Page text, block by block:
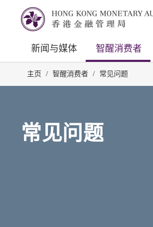
新闻与媒体 智醒消费者
主页 / 智醒消费者 / 常见问题
常见问题